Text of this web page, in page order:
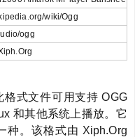
wiki/Ogg
ogg
式文件可用支持 OGG
和其他系统上播放。它
种。该格式由 Xiph.Org